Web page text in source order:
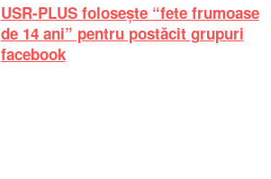
USR-PLUS folosește “fete frumoase
de 14 ani” pentru postăcit grupuri
facebook